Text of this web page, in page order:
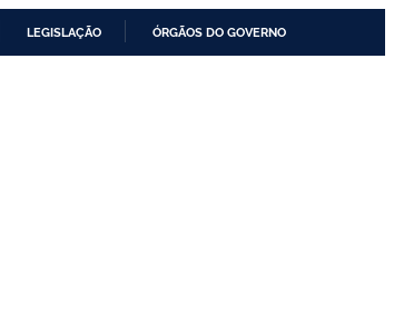
LEGISLAÇÃO ÓRGÃOS DO GOVERNO